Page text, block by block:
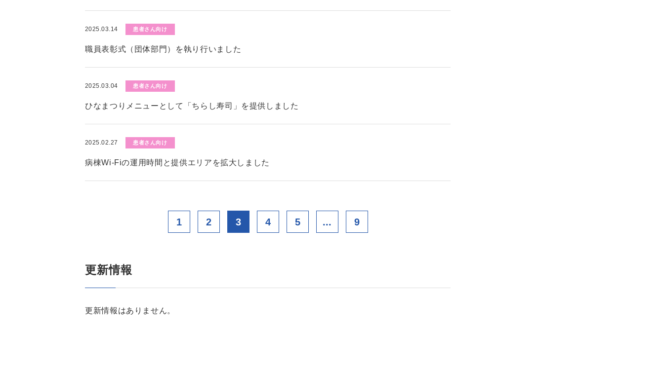
2025.03.14 患者さん向け
職員表彰式（団体部門）を執り行いました
2025.03.04 患者さん向け
ひなまつりメニューとして「ちらし寿司」を提供しました
2025.02.27 患者さん向け
病棟Wi-Fiの運用時間と提供エリアを拡大しました
1 2 3 4 5 ... 9
更新情報
更新情報はありません。